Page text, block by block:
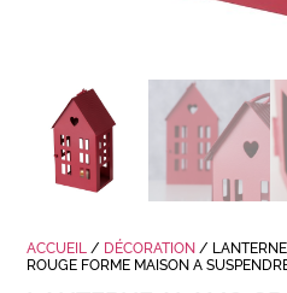
ACCUEIL / DÉCORATION /
ROUGE FORME MAISON A